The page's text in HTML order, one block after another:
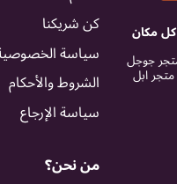
كن شريكنا
سياسة الخصوصية
الشروط والأحكام
سياسة الإرجاع
من نحن؟